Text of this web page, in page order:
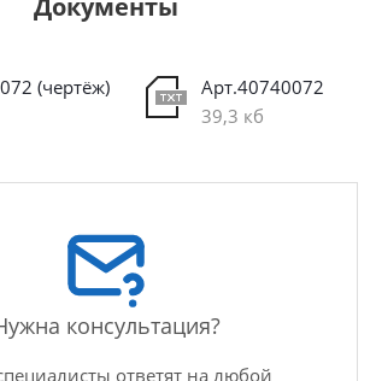
Документы
(чертёж)
Арт.40740072
39,3 кб
консультация?
ответят на любой